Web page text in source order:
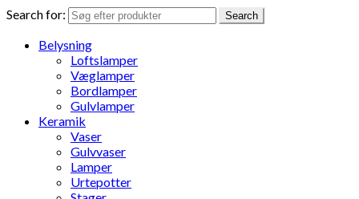
Search for: Search
Belysning
Loftslamper
Væglamper
Bordlamper
Gulvlamper
Keramik
Vaser
Gulvvaser
Lamper
Urtepotter